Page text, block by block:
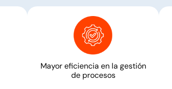
Mayor eficiencia en la gestión
de procesos